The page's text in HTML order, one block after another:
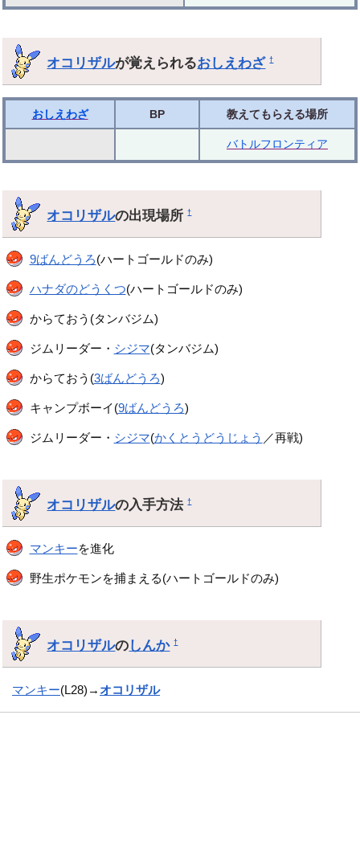
オコリザルが覚えられるおしえわざ †
おしえわざ BP 教えてもらえる場所
バトルフロンティア
オコリザルの出現場所†
9ばんどうろ(ハートゴールドのみ)
ハナダのどうくつ(ハートゴールドのみ)
からておう(タンバジム)
ジムリーダー・ シジマ(タンバジム)
からておう(3ばんどうろ)
キャンプボーイ(9ばんどうろ)
ジムリーダー・ シジマ(かくとうどうじょう ／再戦)
オコリザルの入手方法†
マンキーを進化
野生ポケモンを捕まえる(ハートゴールドのみ)
オコリザルのしんか †
マンキー(L28)→オコリザル